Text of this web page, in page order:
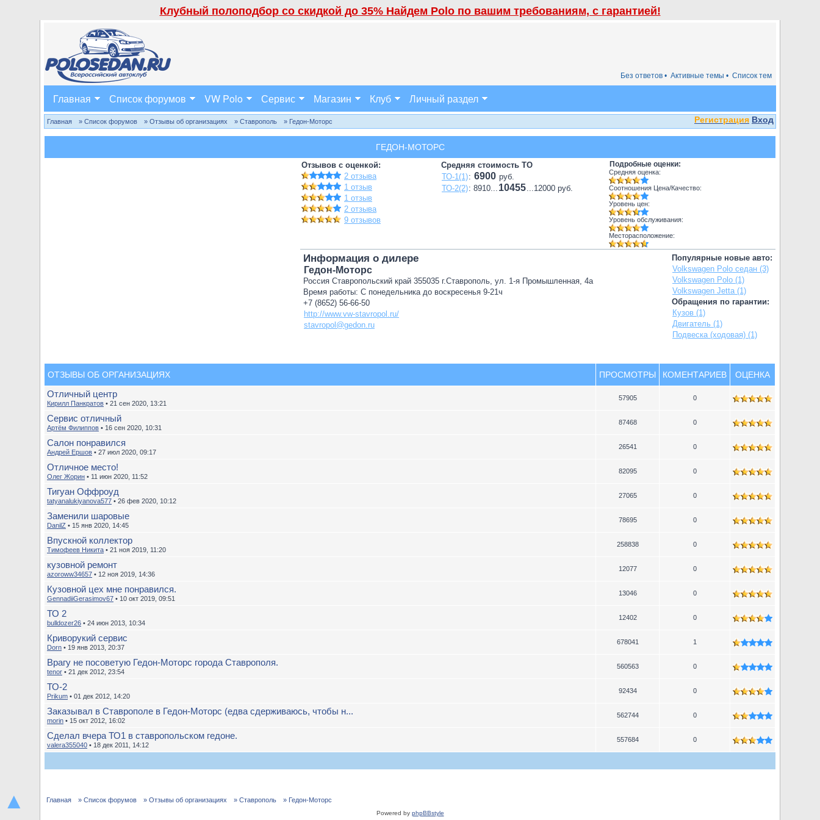
▲
Клубный полоподбор со скидкой до 35% Найдем Polo по вашим требованиям, с гарантией!
Список тем
Активные темы •
Без ответов •
Главная Список форумов VW Polo Сервис Магазин Клуб Личный раздел
Регистрация Вход
Главная » Список форумов » Отзывы об организациях » Ставрополь » Гедон-Моторс
ГЕДОН-МОТОРС
Отзывов с оценкой:
2 отзыва
1 отзыв
1 отзыв
2 отзыва
9 отзывов
Средняя стоимость ТО
ТО-1(1): 6900 руб.
ТО-2(2): 8910... 10455...12000 руб.
Подробные оценки:
Средняя оценка:
Соотношения Цена/Качество:
Уровень цен:
Уровень обслуживания:
Месторасположение:
Популярные новые авто:
Volkswagen Polo седан (3)
Volkswagen Polo (1)
Volkswagen Jetta (1)
Обращения по гарантии:
Кузов (1)
Двигатель (1)
Подвеска (ходовая) (1)
Информация о дилере
Гедон-Моторс
Россия Ставропольский край 355035 г.Ставрополь, ул. 1-я Промышленная, 4а
Время работы: С понедельника до воскресенья 9-21ч
+7 (8652) 56-66-50
http://www.vw-stavropol.ru/
stavropol@gedon.ru
ОТЗЫВЫ ОБ ОРГАНИЗАЦИЯХ ПРОСМОТРЫ КОМЕНТАРИЕВ ОЦЕНКА
Отличный центр
Кирилл Панкратов • 21 сен 2020, 13:21
57905 0
Сервис отличный
Артём Филиппов • 16 сен 2020, 10:31
87468 0
Салон понравился
Андрей Ершов • 27 июл 2020, 09:17
26541 0
Отличное место!
Олег Жорин • 11 июн 2020, 11:52
82095 0
Тигуан Оффроуд
tatyanalukiyanova577 • 26 фев 2020, 10:12
27065 0
Заменили шаровые
DanilZ • 15 янв 2020, 14:45
78695 0
Впускной коллектор
Тимофеев Никита • 21 ноя 2019, 11:20
258838 0
кузовной ремонт
azoroww34657 • 12 ноя 2019, 14:36
12077 0
Кузовной цех мне понравился.
GennadiiGerasimov67 • 10 окт 2019, 09:51
13046 0
ТО 2
bulldozer26 • 24 июн 2013, 10:34
12402 0
Криворукий сервис
Dorn • 19 янв 2013, 20:37
678041 1
Врагу не посоветую Гедон-Моторс города Ставрополя.
tenor • 21 дек 2012, 23:54
560563 0
ТО-2
Prikum • 01 дек 2012, 14:20
92434 0
Заказывал в Ставрополе в Гедон-Моторс (едва сдерживаюсь, чтобы н...
morin • 15 окт 2012, 16:02
562744 0
Сделал вчера ТО1 в ставропольском гедоне.
valera355040 • 18 дек 2011, 14:12
557684 0
Главная » Список форумов » Отзывы об организациях » Ставрополь » Гедон-Моторс
Powered by phpBBstyle